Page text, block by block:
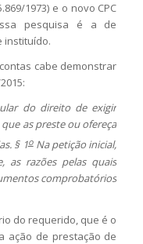
1973) e o novo CPC
pesquisa é a de
instituído.
cabe demonstrar
do direito de exigir
as preste ou ofereça
§ 1oNa petição inicial,
as razões pelas quais
comprobatórios
do requerido, que é o
ação de prestação de